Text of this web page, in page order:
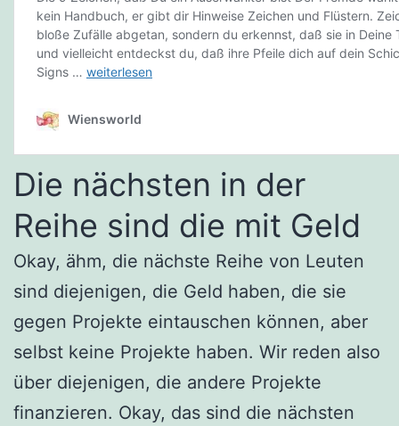
Die nächsten in der
Reihe sind die mit Geld
Okay, ähm, die nächste Reihe von Leuten
sind diejenigen, die Geld haben, die sie
gegen Projekte eintauschen können, aber
selbst keine Projekte haben. Wir reden also
über diejenigen, die andere Projekte
finanzieren. Okay, das sind die nächsten